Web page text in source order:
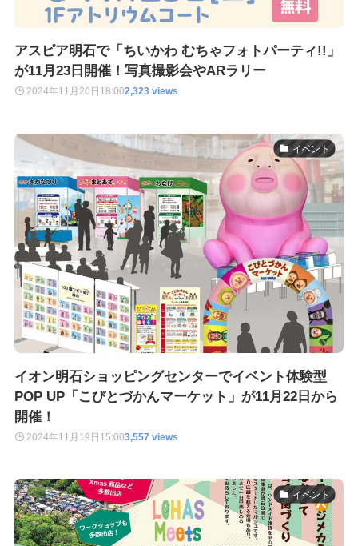
アスピア明石で「ちいかわ むちゃフォトパーティ!!」
が11月23日開催！写真撮影会やARラリー
2024年11月20日 18:002,323 views
イベント
イオン明石ショッピングセンターでイベント体験型
POP UP「こびとづかんマーケット」が11月22日から
開催！
2024年11月19日 15:003,557 views
イベント